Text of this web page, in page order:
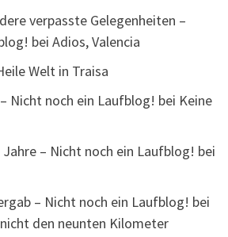
verpasste Gelegenheiten –
bei Adios, Valencia
Welt in Traisa
Nicht noch ein Laufblog! bei Keine
– Nicht noch ein Laufblog! bei
– Nicht noch ein Laufblog! bei
den neunten Kilometer